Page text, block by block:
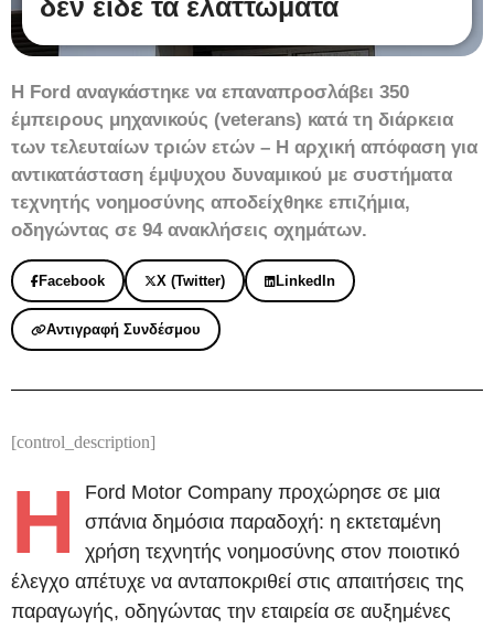
δεν είδε τα ελαττώματα
Η Ford αναγκάστηκε να επαναπροσλάβει 350
έμπειρους μηχανικούς (veterans) κατά τη διάρκεια
των τελευταίων τριών ετών – Η αρχική απόφαση για
αντικατάσταση έμψυχου δυναμικού με συστήματα
τεχνητής νοημοσύνης αποδείχθηκε επιζήμια,
οδηγώντας σε 94 ανακλήσεις οχημάτων.
Facebook X (Twitter) LinkedIn
Αντιγραφή Συνδέσμου
[control_description]
Η
Ford Motor Company προχώρησε σε μια
σπάνια δημόσια παραδοχή: η εκτεταμένη
χρήση τεχνητής νοημοσύνης στον ποιοτικό
έλεγχο απέτυχε να ανταποκριθεί στις απαιτήσεις της
παραγωγής, οδηγώντας την εταιρεία σε αυξημένες